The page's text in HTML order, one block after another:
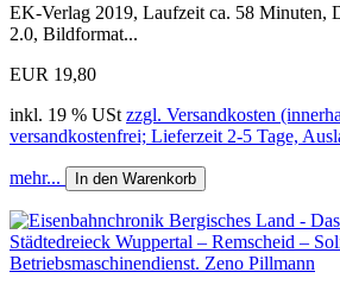
EK-Verlag 2019, Laufzeit ca. 58
2.0, Bildformat...
EUR 19,80
inkl. 19 % USt zzgl. Versandkosten
versandkostenfrei; Lieferzeit 2-5 Tage,
mehr... In den Warenkorb